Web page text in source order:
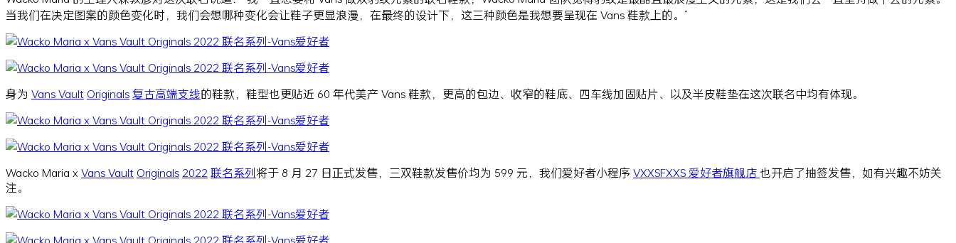
当我们在决定图案的颜色变化时，我们会想哪种变化会让鞋子更显浪漫，在最终的设计下，这三种颜色是我想要呈现在 Vans 鞋款上的。”
身为 Vans Vault Originals复古高端支线的鞋款，鞋型也更贴近 60 年代美产 Vans 鞋款，更高的包边、收窄的鞋底、四车线加固贴片、以及半皮鞋垫在这次联名中均有体现。
Wacko Maria x Vans Vault Originals 2022 联名系列将于 8 月 27 日正式发售，三双鞋款发售价均为 599 元，我们爱好者小程序 VXXSFXXS 爱好者旗舰店也开启了抽签发售，如有兴趣不妨关
注。